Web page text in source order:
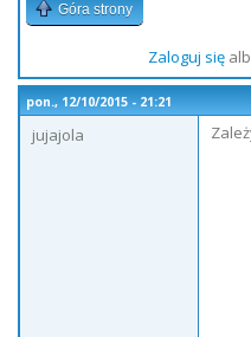
Góra strony
Zaloguj się
pon., 12/10/2015 - 21:21
jujajola